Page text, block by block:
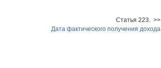
Статья 223. >>
Дата фактического получения дохода